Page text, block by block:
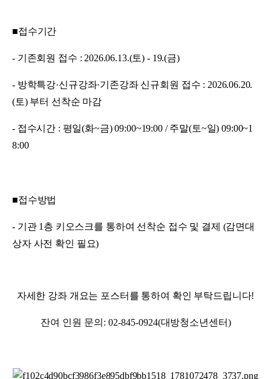
■접수기간
- 기존회원 접수 : 2026.06.13.(토) - 19.(금)
- 방학특강·신규강좌·기존강좌 신규회원 접수 : 2026.06.20.
(토) 부터 선착순 마감
- 접수시간 : 평일(화~금) 09:00~19:00 / 주말(토~일) 09:00~1
8:00
■접수방법
- 기관 1층 키오스크를 통하여 선착순 접수 및 결제 (감면대
상자 사전 확인 필요)
자세한 강좌 개요는 포스터를 통하여 확인 부탁드립니다!
잔여 인원 문의: 02-845-0924(대방청소년센터)